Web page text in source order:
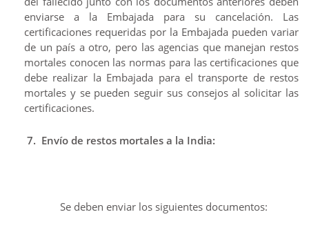
enviarse a la Embajada para su cancelación. Las
certificaciones requeridas por la Embajada pueden variar
de un país a otro, pero las agencias que manejan restos
mortales conocen las normas para las certificaciones que
debe realizar la Embajada para el transporte de restos
mortales y se pueden seguir sus consejos al solicitar las
certificaciones.
7. Envío de restos mortales a la India:
Se deben enviar los siguientes documentos: